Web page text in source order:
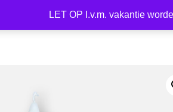
LET OP I.v.m. vakantie
Nieuw LED